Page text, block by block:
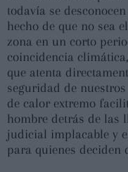
todavía se
hecho de que no sea
zona en un corto
coincidencia
que atenta
seguridad de
de calor extremo
hombre detrás de las
judicial implacable y
para quienes deciden